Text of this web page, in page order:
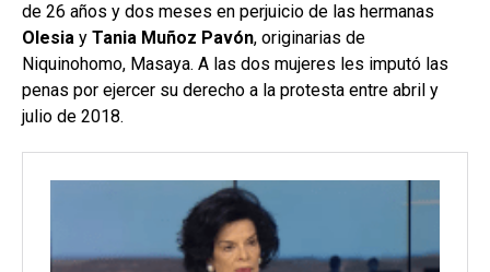
de 26 años y dos meses en perjuicio de las hermanas
Olesia y Tania Muñoz Pavón, originarias de
Niquinohomo, Masaya. A las dos mujeres les imputó las
penas por ejercer su derecho a la protesta entre abril y
julio de 2018.